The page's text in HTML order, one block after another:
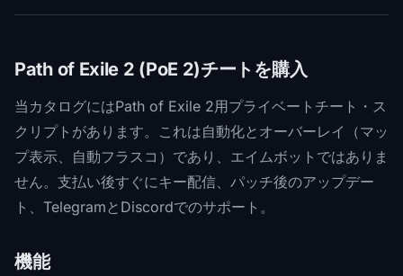
Path of Exile 2 (PoE 2)チートを購入
当カタログにはPath of Exile 2用プライベートチート・ス
クリプトがあります。これは自動化とオーバーレイ（マッ
プ表示、自動フラスコ）であり、エイムボットではありま
せん。支払い後すぐにキー配信、パッチ後のアップデー
ト、TelegramとDiscordでのサポート。
機能